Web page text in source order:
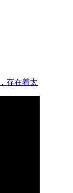
存在着太